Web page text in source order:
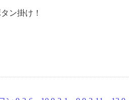
ン掛け！